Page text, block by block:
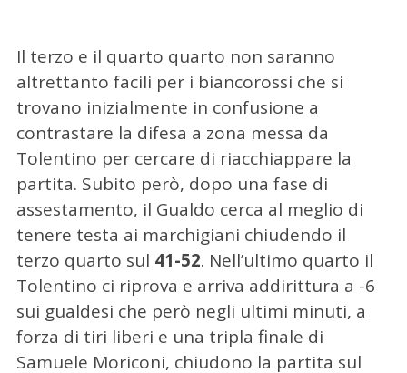
Il terzo e il quarto quarto non saranno
altrettanto facili per i biancorossi che si
trovano inizialmente in confusione a
contrastare la difesa a zona messa da
Tolentino per cercare di riacchiappare la
partita. Subito però, dopo una fase di
assestamento, il Gualdo cerca al meglio di
tenere testa ai marchigiani chiudendo il
terzo quarto sul 41-52. Nell’ultimo quarto il
Tolentino ci riprova e arriva addirittura a -6
sui gualdesi che però negli ultimi minuti, a
forza di tiri liberi e una tripla finale di
Samuele Moriconi, chiudono la partita sul